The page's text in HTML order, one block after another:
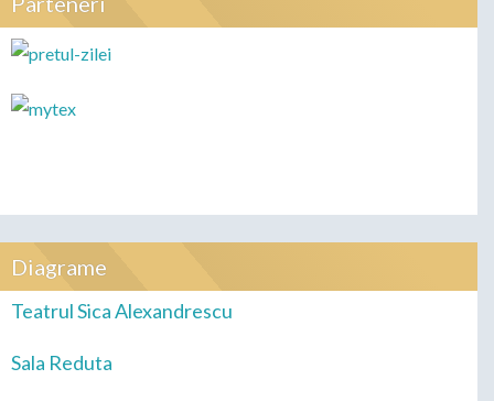
Diagrame
Teatrul Sica Alexandrescu
Sala Reduta